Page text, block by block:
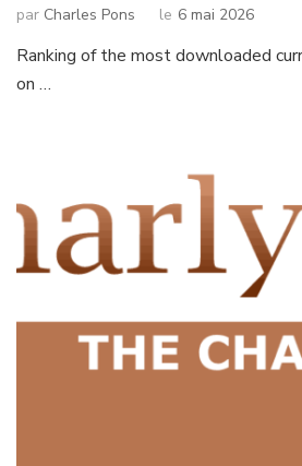
par Charles Pons le 6 mai 2026
Ranking of the most downloaded
on …